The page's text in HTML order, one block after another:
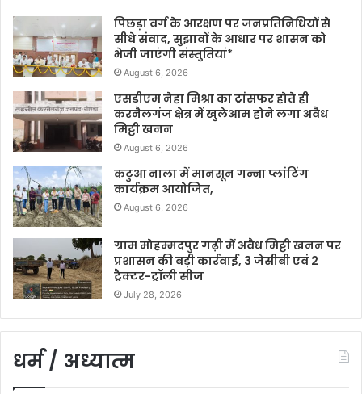
पिछड़ा वर्ग के आरक्षण पर जनप्रतिनिधियों से
सीधे संवाद, सुझावों के आधार पर शासन को
भेजी जाएंगी संस्तुतियां*
August 6, 2026
एसडीएम नेहा मिश्रा का ट्रांसफर होते ही
करनैलगंज क्षेत्र में खुलेआम होने लगा अवैध
मिट्टी खनन
August 6, 2026
कटुआ नाला में मानसून गन्ना प्लांटिंग
कार्यक्रम आयोजित,
August 6, 2026
ग्राम मोहम्मदपुर गढ़ी में अवैध मिट्टी खनन पर
प्रशासन की बड़ी कार्रवाई, 3 जेसीबी एवं 2
ट्रैक्टर-ट्रॉली सीज
July 28, 2026
धर्म / अध्यात्म